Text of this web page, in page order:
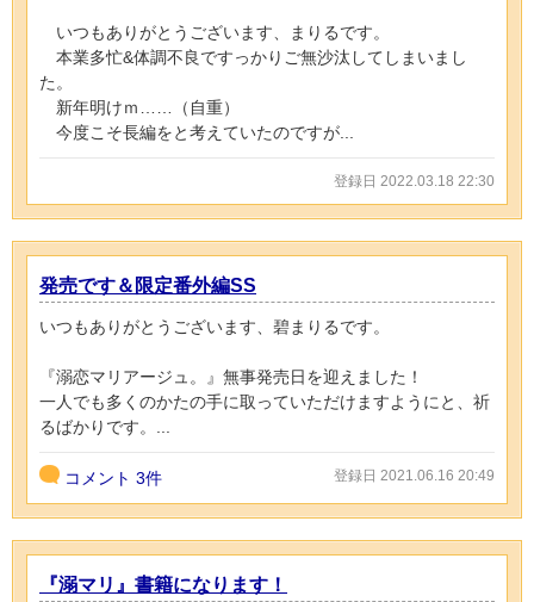
いつもありがとうございます、まりるです。
本業多忙&体調不良ですっかりご無沙汰してしまいまし
た。
新年明けｍ……（自重）
今度こそ長編をと考えていたのですが...
登録日 2022.03.18 22:30
発売です＆限定番外編SS
いつもありがとうございます、碧まりるです。
『溺恋マリアージュ。』無事発売日を迎えました！
一人でも多くのかたの手に取っていただけますようにと、祈
るばかりです。...
コメント 3件 登録日 2021.06.16 20:49
『溺マリ』書籍になります！